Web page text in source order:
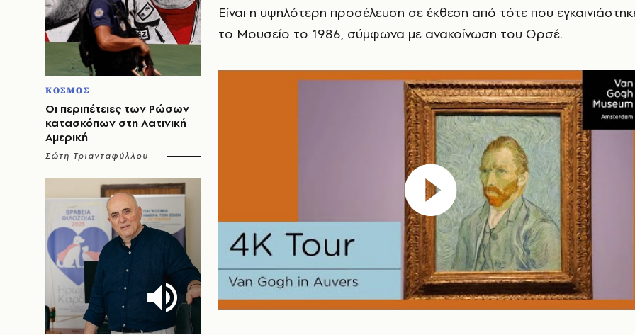
ΚΟΣΜΟΣ
Οι περιπέτειες των Ρώσων
κατασκόπων στη Λατινική
Αμερική
Σώτη Τριανταφύλλου
Είναι η υψηλότερη προσέλευση σε έκθεση από τότε που
το Μουσείο το 1986, σύμφωνα με ανακοίνωση του Ορσέ.